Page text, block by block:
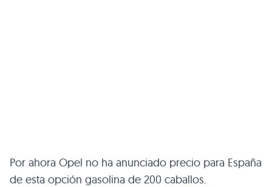
Por ahora Opel no ha anunciado precio para España
de esta opción gasolina de 200 caballos.